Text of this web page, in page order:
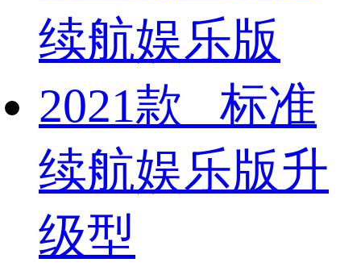
续航娱乐版
2021款 标准
续航娱乐版升
级型